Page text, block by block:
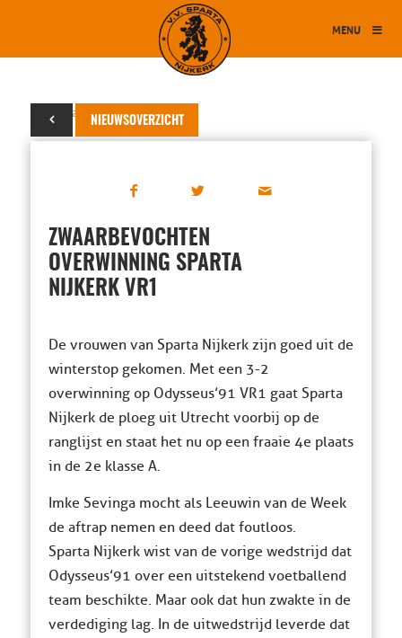
MENU
NIEUWSOVERZICHT
25 januari 2020
ZWAARBEVOCHTEN
OVERWINNING SPARTA
NIJKERK VR1
De vrouwen van Sparta Nijkerk zijn goed uit de
winterstop gekomen. Met een 3-2
overwinning op Odysseus’91 VR1 gaat Sparta
Nijkerk de ploeg uit Utrecht voorbij op de
ranglijst en staat het nu op een fraaie 4e plaats
in de 2e klasse A.
Imke Sevinga mocht als Leeuwin van de Week
de aftrap nemen en deed dat foutloos.
Sparta Nijkerk wist van de vorige wedstrijd dat
Odysseus’91 over een uitstekend voetballend
team beschikte. Maar ook dat hun zwakte in de
verdediging lag. In de uitwedstrijd leverde dat